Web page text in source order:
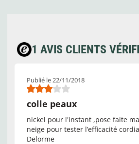
1 AVIS CLIENTS
Publié le 22/11/2018
colle peaux
nickel pour l'instant ,pose faite
neige pour tester l’efficacité
Delorme